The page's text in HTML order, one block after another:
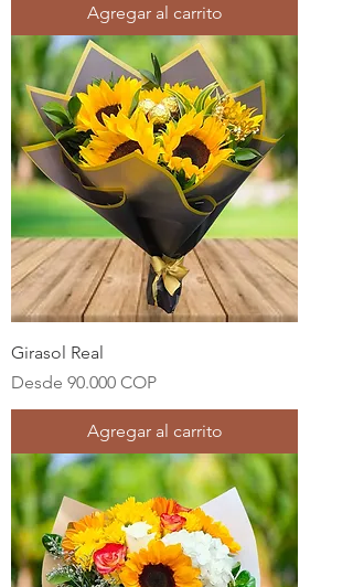
Agregar al carrito
Girasol Real
Desde 90.000 COP
Precio de oferta
Agregar al carrito